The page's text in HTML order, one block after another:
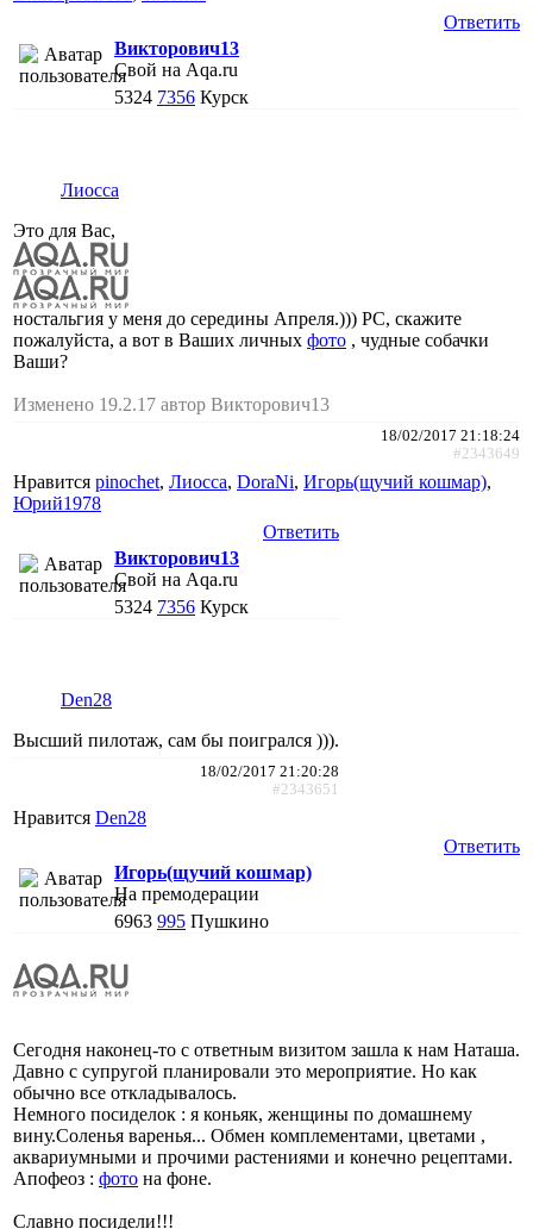
Ответить
Викторович13
Свой на Aqa.ru
5324 7356 Курск
Лиосса
Это для Вас,
ностальгия у меня до середины Апреля.))) РС, скажите
пожалуйста, а вот в Ваших личных фото , чудные собачки
Ваши?
Изменено 19.2.17 автор Викторович13
18/02/2017 21:18:24
#2343649
Нравится pinochet, Лиосса, DoraNi, Игорь(щучий кошмар),
Юрий1978
Ответить
Викторович13
Свой на Aqa.ru
5324 7356 Курск
Den28
Высший пилотаж, сам бы поигрался ))).
18/02/2017 21:20:28
#2343651
Нравится Den28
Ответить
Игорь(щучий кошмар)
На премодерации
6963 995 Пушкино
Сегодня наконец-то с ответным визитом зашла к нам Наташа.
Давно с супругой планировали это мероприятие. Но как
обычно все откладывалось.
Немного посиделок : я коньяк, женщины по домашнему
вину.Соленья варенья... Обмен комплементами, цветами ,
аквариумными и прочими растениями и конечно рецептами.
Апофеоз : фото на фоне.
Славно посидели!!!